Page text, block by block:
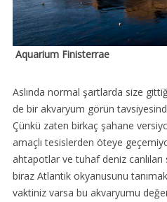
Aquarium Finisterrae
Aslında normal şartlarda size
de bir akvaryum görün
Çünkü zaten birkaç şahane
amaçlı tesislerden öteye
ahtapotlar ve tuhaf deniz canlıları
biraz Atlantik okyanusunu
vaktiniz varsa bu akvaryumu